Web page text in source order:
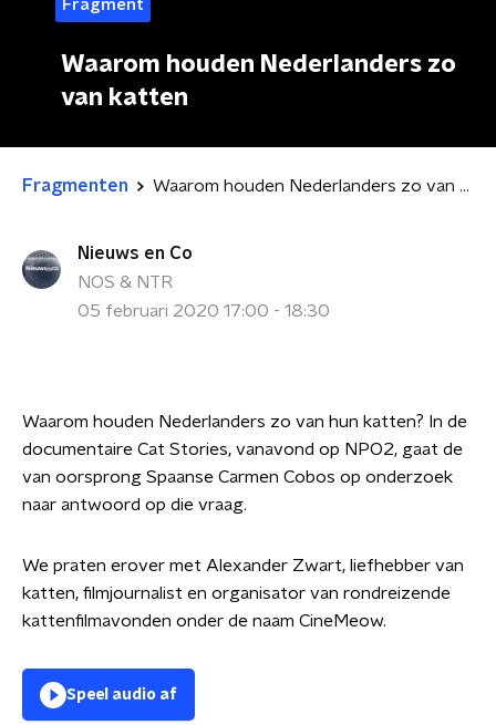
Fragment
Waarom houden Nederlanders zo
van katten
Fragmenten Waarom houden Nederlanders zo van katten
Nieuws en Co
NOS & NTR
05 februari 2020 17:00 - 18:30
Waarom houden Nederlanders zo van hun katten? In de
documentaire Cat Stories, vanavond op NPO2, gaat de
van oorsprong Spaanse Carmen Cobos op onderzoek
naar antwoord op die vraag.
We praten erover met Alexander Zwart, liefhebber van
katten, filmjournalist en organisator van rondreizende
kattenfilmavonden onder de naam CineMeow.
Speel audio af